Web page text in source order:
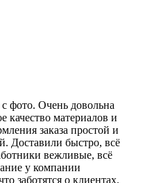
фото. Очень довольна
качество материалов и
заказа простой и
Доставили быстро, всё
вежливые, всё
у компании
заботятся о клиентах.